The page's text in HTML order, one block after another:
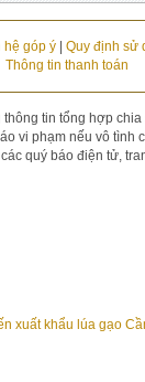
hệ góp ý| Quy định sử
Thông tin thanh toán
tin tổng hợp
vi phạm nếu vô tình
quý báo điện tử,
xuất khẩu lúa gạo